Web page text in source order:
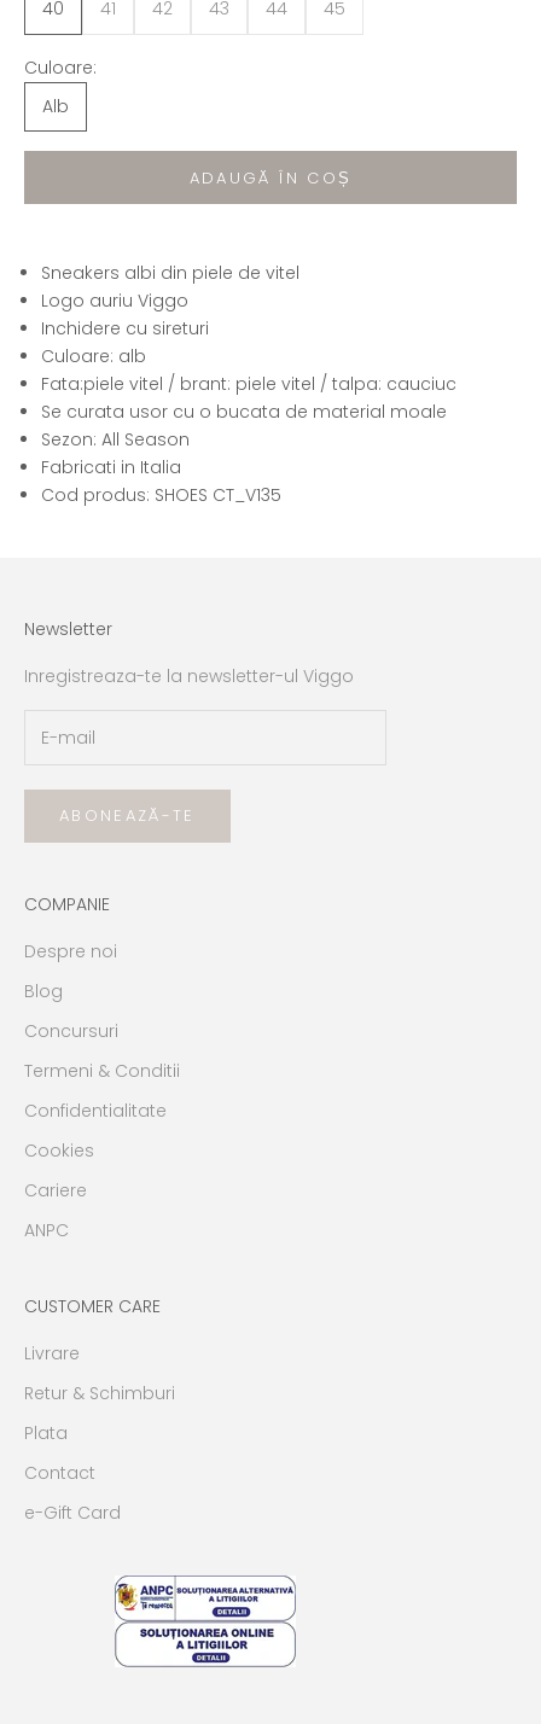
40
41 42 43 44 45
Culoare:
Alb
ADAUGĂ ÎN COȘ
Sneakers albi din piele de vitel
Logo auriu Viggo
Inchidere cu sireturi
Culoare: alb
Fata:piele vitel / brant: piele vitel / talpa: cauciuc
Se curata usor cu o bucata de material moale
Sezon: All Season
Fabricati in Italia
Cod produs: SHOES CT_V135
Newsletter
Inregistreaza-te la newsletter-ul Viggo
ABONEAZĂ-TE
COMPANIE
Despre noi
Blog
Concursuri
Termeni & Conditii
Confidentialitate
Cookies
Cariere
ANPC
CUSTOMER CARE
Livrare
Retur & Schimburi
Plata
Contact
e-Gift Card